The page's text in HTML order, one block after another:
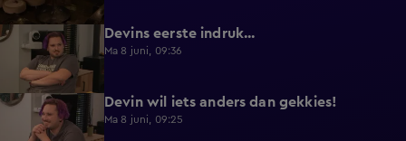
0:30 Devins eerste indruk...
Ma 8 juni, 09:36
0:25 Devin wil iets anders dan gekkies!
Ma 8 juni, 09:25